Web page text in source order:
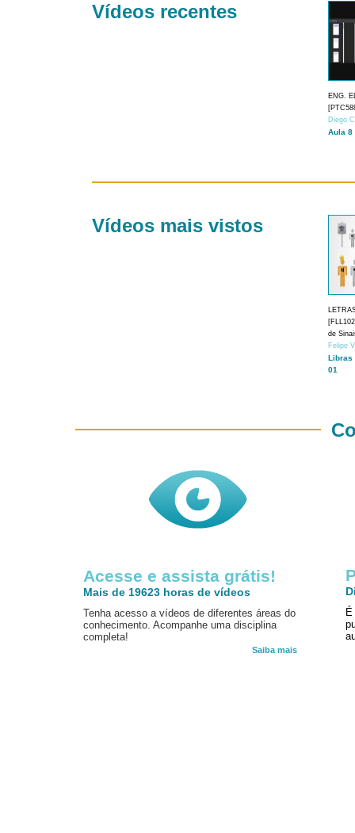
Vídeos recentes
ENG.
Diego
Aula 8
Vídeos mais vistos
de
Felipe
Libras
01
Acesse e assista grátis!
Mais de 19623 horas de vídeos
Tenha acesso a vídeos de diferentes áreas do
conhecimento. Acompanhe uma disciplina
completa!
Saiba mais